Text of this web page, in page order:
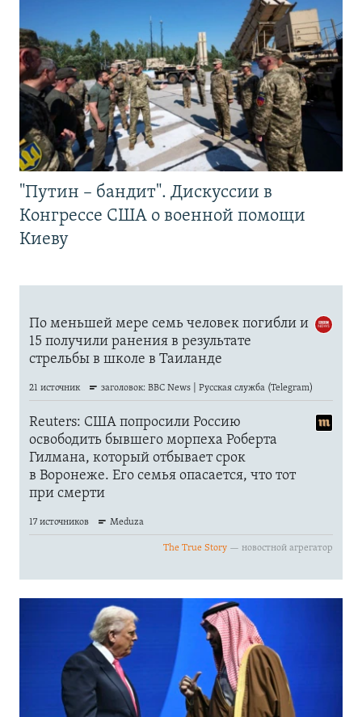
"Путин – бандит". Дискуссии в
Конгрессе США о военной помощи
Киеву